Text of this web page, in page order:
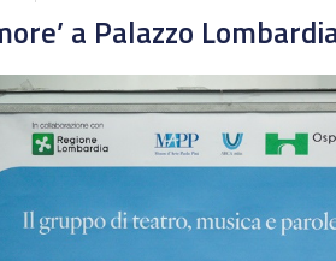
a Palazzo